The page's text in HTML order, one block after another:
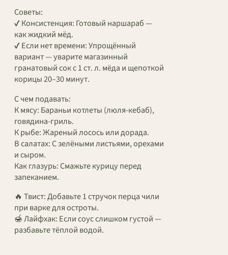
Советы:
✔ Консистенция: Готовый наршараб —
как жидкий мёд.
✔ Если нет времени: Упрощённый
вариант — уварите магазинный
гранатовый сок с 1 ст. л. мёда и щепоткой
корицы 20–30 минут.
С чем подавать:
К мясу: Бараньи котлеты (люля-кебаб),
говядина-гриль.
К рыбе: Жареный лосось или дорада.
В салатах: С зелёными листьями, орехами
и сыром.
Как глазурь: Смажьте курицу перед
запеканием.
🔥 Твист: Добавьте 1 стручок перца чили
при варке для остроты.
🍯 Лайфхак: Если соус слишком густой —
разбавьте тёплой водой.